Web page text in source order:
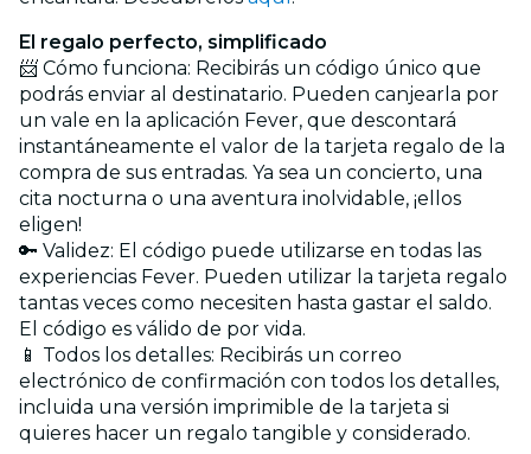
El regalo perfecto, simplificado
📨 Cómo funciona: Recibirás un código único que
podrás enviar al destinatario. Pueden canjearla por
un vale en la aplicación Fever, que descontará
instantáneamente el valor de la tarjeta regalo de la
compra de sus entradas. Ya sea un concierto, una
cita nocturna o una aventura inolvidable, ¡ellos
eligen!
🔑 Validez: El código puede utilizarse en todas las
experiencias Fever. Pueden utilizar la tarjeta regalo
tantas veces como necesiten hasta gastar el saldo.
El código es válido de por vida.
📱 Todos los detalles: Recibirás un correo
electrónico de confirmación con todos los detalles,
incluida una versión imprimible de la tarjeta si
quieres hacer un regalo tangible y considerado.